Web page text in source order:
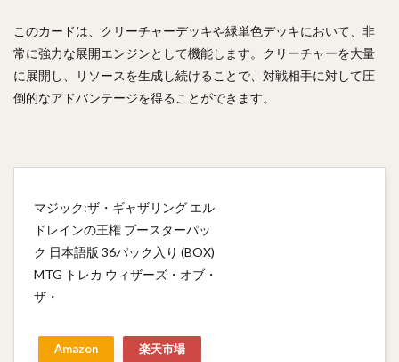
このカードは、クリーチャーデッキや緑単色デッキにおいて、非
常に強力な展開エンジンとして機能します。クリーチャーを大量
に展開し、リソースを生成し続けることで、対戦相手に対して圧
倒的なアドバンテージを得ることができます。
マジック:ザ・ギャザリング エル
ドレインの王権 ブースターパッ
ク 日本語版 36パック入り (BOX)
MTG トレカ ウィザーズ・オブ・
ザ・
Amazon 楽天市場